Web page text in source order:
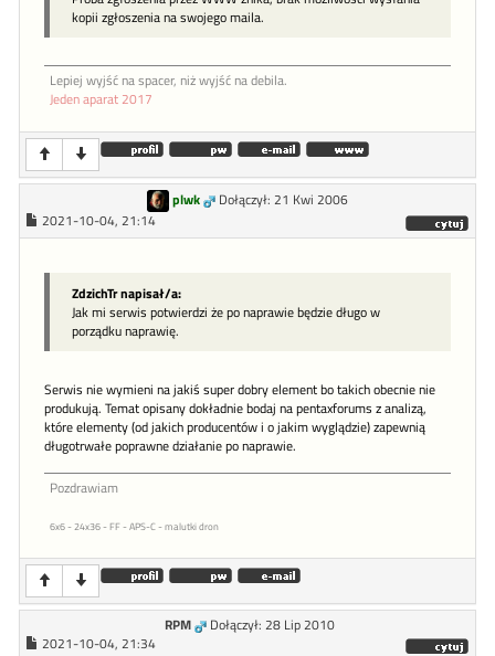
kopii zgłoszenia na swojego maila.
Lepiej wyjść na spacer, niż wyjść na debila.
Jeden aparat 2017
plwk
Dołączył: 21 Kwi 2006
2021-10-04, 21:14
ZdzichTr napisał/a:
Jak mi serwis potwierdzi że po naprawie będzie długo w
porządku naprawię.
Serwis nie wymieni na jakiś super dobry element bo takich obecnie nie
produkują. Temat opisany dokładnie bodaj na pentaxforums z analizą,
które elementy (od jakich producentów i o jakim wyglądzie) zapewnią
długotrwałe poprawne działanie po naprawie.
Pozdrawiam
6x6 - 24x36 - FF - APS-C - malutki dron
RPM
Dołączył: 28 Lip 2010
2021-10-04, 21:34